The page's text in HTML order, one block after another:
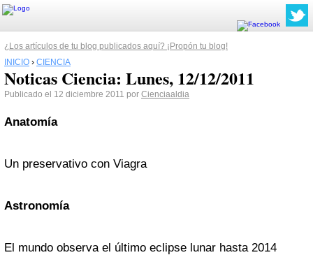
¿Los artículos de tu blog publicados aquí? ¡Propón tu blog!
INICIO › CIENCIA
Noticas Ciencia: Lunes, 12/12/2011
Publicado el 12 diciembre 2011 por Cienciaaldia
Anatomía
Un preservativo con Viagra
Astronomía
El mundo observa el último eclipse lunar hasta 2014